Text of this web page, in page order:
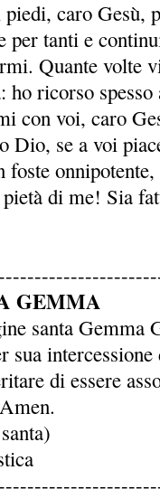
caro Gesù,
tanti e
Quante volte
ho ricorso
con voi, caro
Dio, se a voi
foste
di me! Sia
GEMMA
santa Gemma
di essere